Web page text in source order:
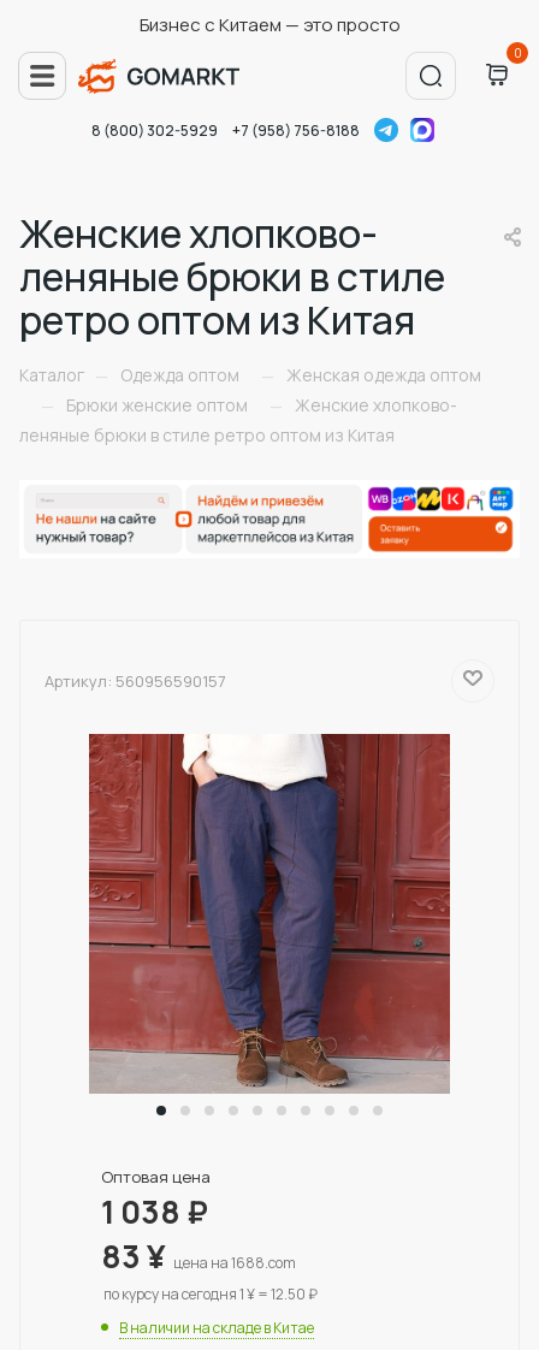
Бизнес с Китаем — это просто
0
8 (800) 302-5929 +7 (958) 756-8188
Женские хлопково-
леняные брюки в стиле
ретро оптом из Китая
Каталог — Одежда оптом —
Женская одежда оптом
—
Брюки женские оптом —
Женские хлопково-
леняные брюки в стиле ретро оптом из Китая
Артикул: 560956590157
Оптовая цена
1 038 ₽
83¥ цена на 1688.com
по курсу на сегодня 1 ¥ = 12.50 ₽
В наличии на складе в Китае